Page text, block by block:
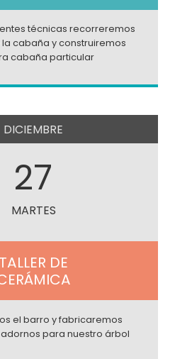
técnicas recorreremos
cabaña y construiremos
cabaña particular
DICIEMBRE
27
MARTES
TALLER DE
el barro y fabricaremos
para nuestro árbol